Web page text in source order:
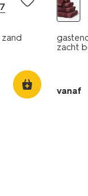
zacht
vanaf